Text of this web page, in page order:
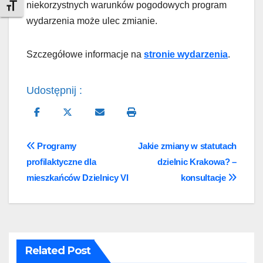
Toggle Font size
niekorzystnych warunków pogodowych program
wydarzenia może ulec zmianie.
Szczegółowe informacje na stronie wydarzenia.
Udostępnij :
Nawigacja
wpisu
Jakie zmiany w statutach
dzielnic Krakowa? –
konsultacje
Programy
profilaktyczne dla
mieszkańców Dzielnicy VI
Related Post